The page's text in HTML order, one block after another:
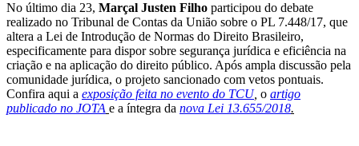
No último dia 23, Marçal Justen Filho participou do debate
realizado no Tribunal de Contas da União sobre o PL 7.448/17, que
altera a Lei de Introdução de Normas do Direito Brasileiro,
especificamente para dispor sobre segurança jurídica e eficiência na
criação e na aplicação do direito público. Após ampla discussão pela
comunidade jurídica, o projeto sancionado com vetos pontuais.
Confira aqui a exposição feita no evento do TCU, o artigo
publicado no JOTA e a íntegra da nova Lei 13.655/2018.